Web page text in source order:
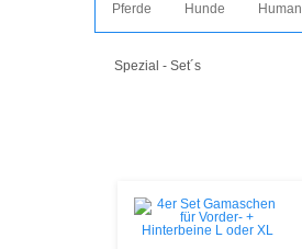
Pferde Hunde Human
Spezial - Set´s